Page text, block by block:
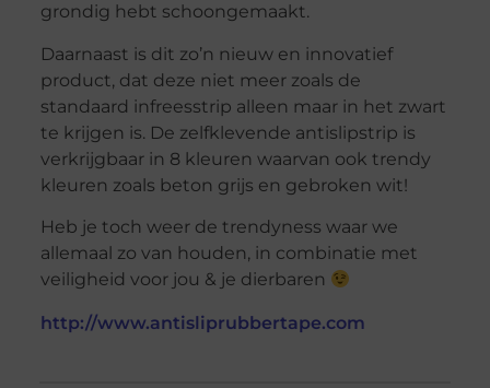
grondig hebt schoongemaakt.
Daarnaast is dit zo’n nieuw en innovatief
product, dat deze niet meer zoals de
standaard infreesstrip alleen maar in het zwart
te krijgen is. De zelfklevende antislipstrip is
verkrijgbaar in 8 kleuren waarvan ook trendy
kleuren zoals beton grijs en gebroken wit!
Heb je toch weer de trendyness waar we
allemaal zo van houden, in combinatie met
veiligheid voor jou & je dierbaren
http://www.antisliprubbertape.com